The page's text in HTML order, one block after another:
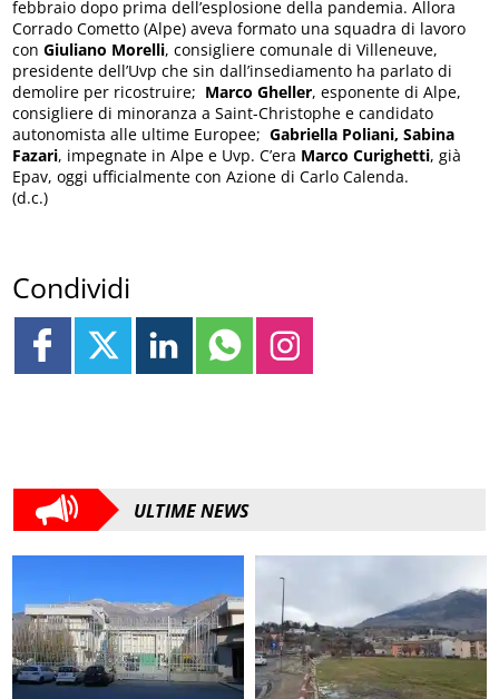
febbraio dopo prima dell’esplosione della pandemia. Allora
Corrado Cometto (Alpe) aveva formato una squadra di lavoro
conGiuliano Morelli, consigliere comunale di Villeneuve,
presidente dell’Uvp che sin dall’insediamento ha parlato di
demolire per ricostruire; Marco Gheller, esponente di Alpe,
consigliere di minoranza a Saint-Christophe e candidato
autonomista alle ultime Europee;Gabriella Poliani, Sabina
Fazari, impegnate in Alpe e Uvp. C’era Marco Curighetti, già
Epav, oggi ufficialmente con Azione di Carlo Calenda.
(d.c.)
Condividi
ULTIME NEWS